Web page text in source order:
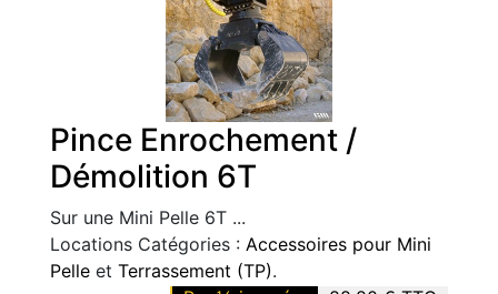
Pince Enrochement /
Démolition 6T
Sur une Mini Pelle 6T ...
Locations Catégories : Accessoires pour Mini
Pelle et Terrassement (TP).